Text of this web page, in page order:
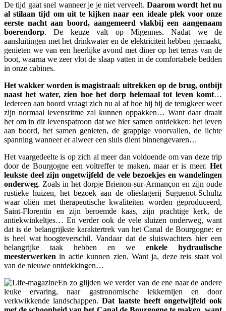
De tijd gaat snel wanneer je je niet verveelt. Daarom wordt het nu
al stilaan tijd om uit te kijken naar een ideale plek voor onze
eerste nacht aan boord, aangemeerd vlakbij een aangenaam
boerendorp. De keuze valt op Migennes. Nadat we de
aansluitingen met het drinkwater en de elektriciteit hebben gemaakt,
genieten we van een heerlijke avond met diner op het terras van de
boot, waarna we zeer vlot de slaap vatten in de comfortabele bedden
in onze cabines.
Het wakker worden is magistraal: uitrekken op de brug, ontbijt
naast het water, zien hoe het dorp helemaal tot leven komt…
Iedereen aan boord vraagt zich nu al af hoe hij bij de terugkeer weer
zijn normaal levensritme zal kunnen oppakken… Want daar draait
het om in dit levenspatroon dat we hier samen ontdekken: het leven
aan boord, het samen genieten, de grappige voorvallen, de lichte
spanning wanneer er alweer een sluis dient binnengevaren…
Het vaargedeelte is op zich al meer dan voldoende om van deze trip
door de Bourgogne een voltreffer te maken, maar er is meer. Het
leukste deel zijn ongetwijfeld de vele bezoekjes en wandelingen
onderweg. Zoals in het dorpje Brienon-sur-Armançon en zijn oude
rustieke huizen, het bezoek aan de olieslagerij Suguenot-Schultz
waar oliën met therapeutische kwaliteiten worden geproduceerd,
Saint-Florentin en zijn beroemde kaas, zijn prachtige kerk, de
antiekwinkeltjes… En verder ook de vele sluizen onderweg, want
dat is de belangrijkste karaktertrek van het Canal de Bourgogne: er
is heel wat hoogteverschil. Vandaar dat de sluiswachters hier een
belangrijke taak hebben en we enkele hydraulische
meesterwerken in actie kunnen zien. Want ja, deze reis staat vol
van de nieuwe ontdekkingen…
En zo glijden we verder van de ene naar de andere
leuke ervaring, naar gastronomische lekkernijen en door
verkwikkende landschappen.Dat laatste heeft ongetwijfeld ook